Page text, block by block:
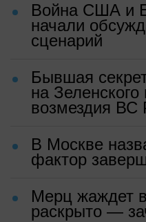
Война США и
начали
сценарий
Бывшая
на
возмездия ВС
В Москве
фактор
Мерц жаждет
раскрыто —